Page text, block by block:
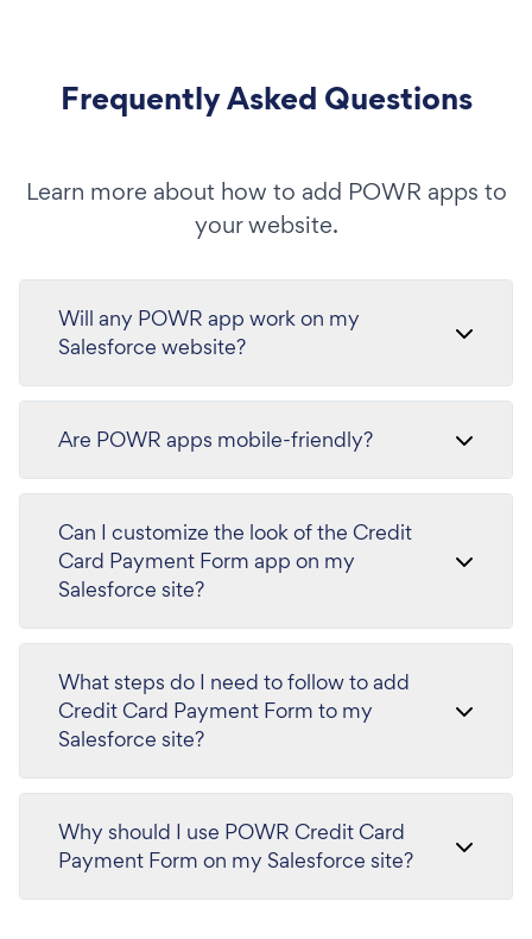
Frequently Asked Questions
Learn more about how to add POWR apps to
your website.
Will any POWR app work on my
Salesforce website?
Are POWR apps mobile-friendly?
Can I customize the look of the Credit
Card Payment Form app on my
Salesforce site?
What steps do I need to follow to add
Credit Card Payment Form to my
Salesforce site?
Why should I use POWR Credit Card
Payment Form on my Salesforce site?